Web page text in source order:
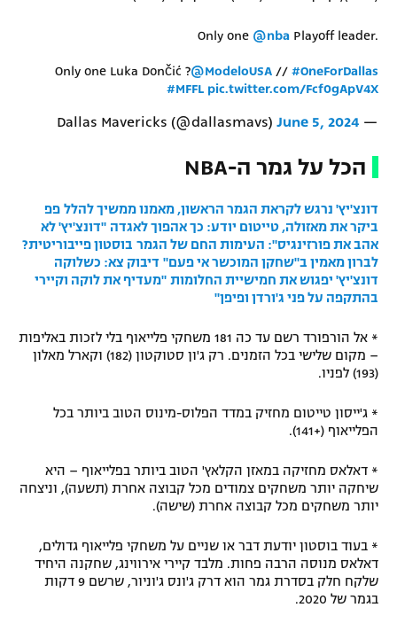
Only one @nba Playoff leader.
Only one Luka Dončić ?@ModeloUSA // #OneForDallas
#MFFL pic.twitter.com/Fcf0gApV4X
— Dallas Mavericks (@dallasmavs)
June 5, 2024
הכל על גמר ה-NBA
דונצ'יץ' נרגש לקראת הגמר הראשון, מאמנו ממשיך להלל פפ
ביקר את מאזולה, טייטום יודע: כך אהפוך לאגדה "דונצ'יץ' לא
אהב את פורזינגיס": העימות החם של הגמר בוסטון פייבוריטית?
לברון מאמין ב"שחקן המוכשר אי פעם" דיבוק צא: כשלוקה
דונצ'יץ' יפגוש את חמישיית החלומות "מעדיף את לוקה וקיירי
בהתקפה על פני ג'ורדן ופיפן"
* אל הורפורד רשם עד כה 181 משחקי פלייאוף בלי לזכות באליפות
– מקום שלישי בכל הזמנים. רק ג'ון סטוקטון (182) וקארל מאלון
(193) לפניו.
* ג'ייסון טייטום מחזיק במדד הפלוס-מינוס הטוב ביותר בכל
הפלייאוף (+141).
* דאלאס מחזיקה במאזן הקלאץ' הטוב ביותר בפלייאוף – היא
שיחקה יותר משחקים צמודים מכל קבוצה אחרת (תשעה), וניצחה
יותר משחקים מכל קבוצה אחרת (שישה).
* בעוד בוסטון יודעת דבר או שניים על משחקי פלייאוף גדולים,
דאלאס מנוסה הרבה פחות. מלבד קיירי אירווינג, שחקנה היחיד
שלקח חלק בסדרת גמר הוא דרק ג'ונס ג'וניור, שרשם 9 דקות
בגמר של 2020.